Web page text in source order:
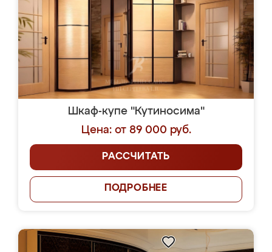
Шкаф-купе "Кутиносима"
Цена: от 89 000 руб.
РАССЧИТАТЬ
ПОДРОБНЕЕ